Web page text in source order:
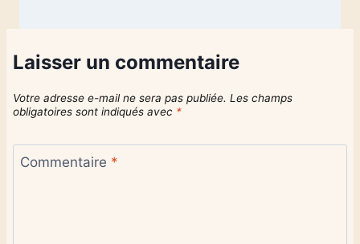
Laisser un commentaire
Votre adresse e-mail ne sera pas publiée. Les champs
obligatoires sont indiqués avec *
Commentaire *